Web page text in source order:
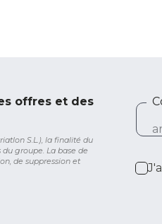
offres et des
S.L.), la finalité du
groupe. La base de
de suppression et